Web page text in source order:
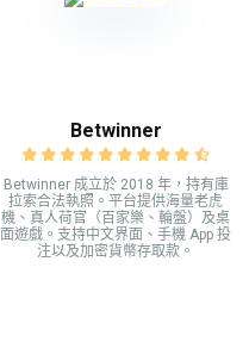
Betwinner
Betwinner 成立於 2018 年，持有庫
拉索合法執照。平台提供海量老虎
機、真人荷官（百家樂、輪盤）及桌
面遊戲。支持中文界面、手機 App 投
注以及加密貨幣存取款。